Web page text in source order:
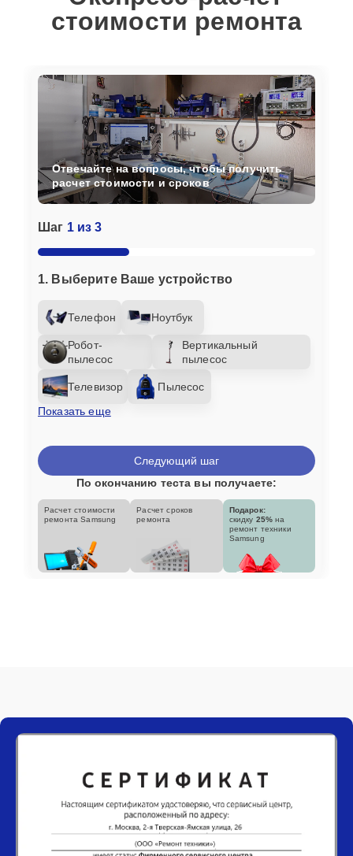
стоимости ремонта
Шаг 1 из 3
1. Выберите Ваше устройство
Телефон Ноутбук
Робот-
пылесос
Вертикальный
пылесос
Телевизор
Пылесос
Показать еще
Отвечайте на вопросы, чтобы получить
расчет стоимости и сроков
Следующий шаг
По окончанию теста вы получаете:
Расчет стоимости
ремонта Samsung
Расчет сроков
ремонта
Подарок:
скидку 25% на
ремонт техники
Samsung